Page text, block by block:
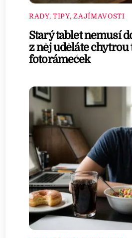
RADY, TIPY, ZAJÍMAVOSTI
Starý tablet nemusí
z něj uděláte
fotorámeček